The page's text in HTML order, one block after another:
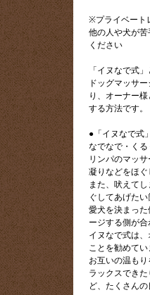
※プライベート
他の人や犬が
ください
「イヌなで式」
ドッグマッサ
り、オーナー
する方法です。
●「イヌなで式
なでなで・く
リンパのマッ
凝りなどをほぐ
また、吠えて
ぐしてあげた
愛犬を決まっ
ージする側が
イヌなで式は
ことを勧めてい
お互いの温も
ラックスでき
ど、たくさんの